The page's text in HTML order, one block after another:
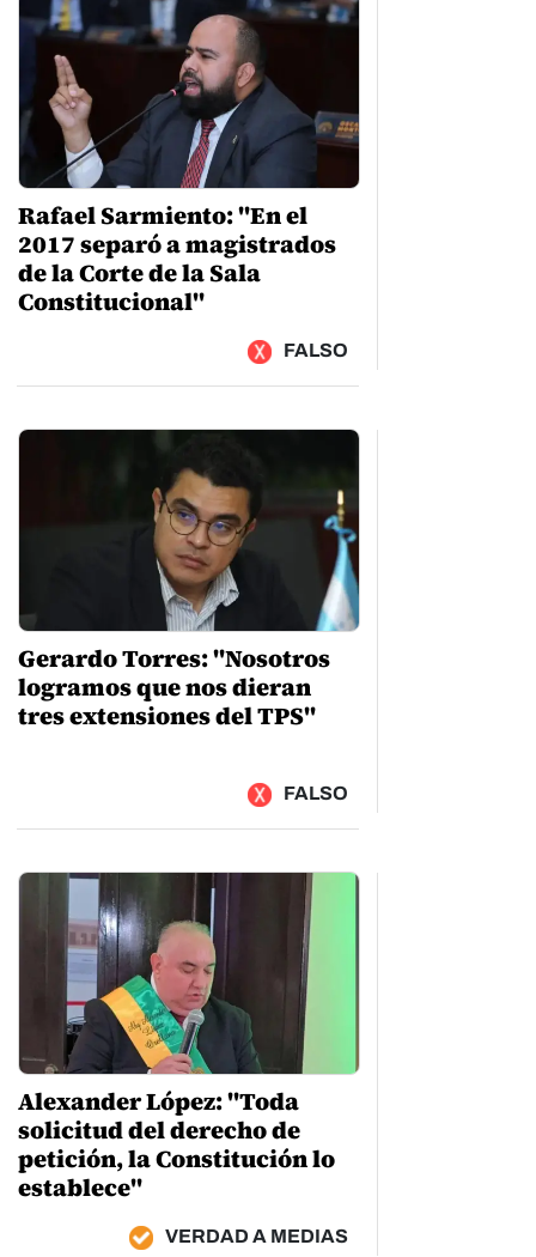
Rafael Sarmiento: "En el
2017 separó a magistrados
de la Corte de la Sala
Constitucional"
FALSO
Gerardo Torres: "Nosotros
logramos que nos dieran
tres extensiones del TPS"
FALSO
Alexander López: "Toda
solicitud del derecho de
petición, la Constitución lo
establece"
VERDAD A MEDIAS